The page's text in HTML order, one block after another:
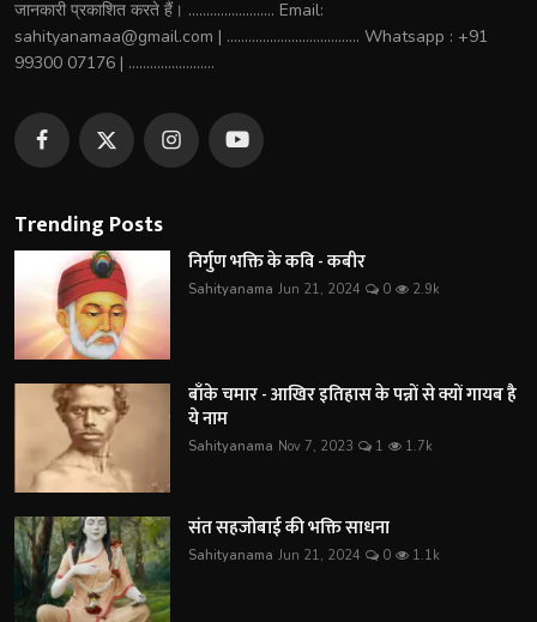
जानकारी प्रकाशित करते हैं। ........................ Email:
sahityanamaa@gmail.com | ..................................... Whatsapp : +91
99300 07176 | ........................
Trending Posts
निर्गुण भक्ति के कवि - कबीर
Sahityanama Jun 21, 2024 0 2.9k
बाँके चमार - आखिर इतिहास के पन्नों से क्यों गायब है
ये नाम
Sahityanama Nov 7, 2023 1 1.7k
संत सहजोबाई की भक्ति साधना
Sahityanama Jun 21, 2024 0 1.1k